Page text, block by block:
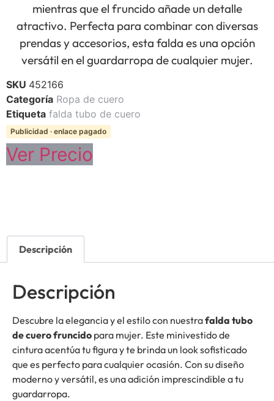
mientras que el fruncido añade un detalle
atractivo. Perfecta para combinar con diversas
prendas y accesorios, esta falda es una opción
versátil en el guardarropa de cualquier mujer.
SKU 452166
Categoría Ropa de cuero
Etiqueta falda tubo de cuero
Publicidad · enlace pagado
Ver Precio
Descripción
Descripción
Descubre la elegancia y el estilo con nuestrafalda tubo
de cuero fruncido para mujer. Este minivestido de
cintura acentúa tu figura y te brinda un look sofisticado
que es perfecto para cualquier ocasión. Con su diseño
moderno y versátil, es una adición imprescindible a tu
guardarropa.